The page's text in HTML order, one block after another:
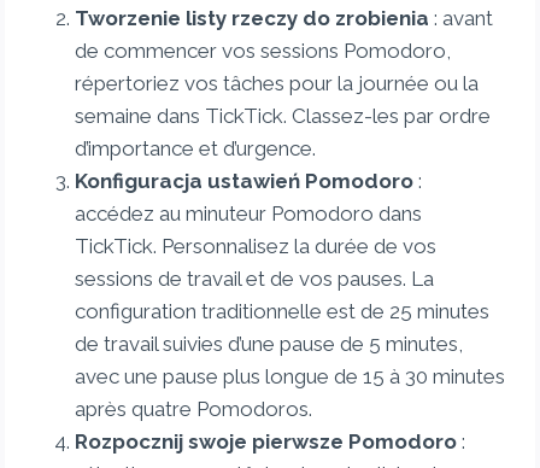
Tworzenie listy rzeczy do zrobienia : avant
de commencer vos sessions Pomodoro,
répertoriez vos tâches pour la journée ou la
semaine dans TickTick. Classez-les par ordre
d’importance et d’urgence.
Konfiguracja ustawień Pomodoro :
accédez au minuteur Pomodoro dans
TickTick. Personnalisez la durée de vos
sessions de travail et de vos pauses. La
configuration traditionnelle est de 25 minutes
de travail suivies d’une pause de 5 minutes,
avec une pause plus longue de 15 à 30 minutes
après quatre Pomodoros.
Rozpocznij swoje pierwsze Pomodoro :